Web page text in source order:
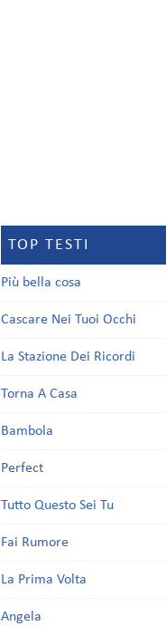
TOP TESTI
Più bella cosa
Cascare Nei Tuoi Occhi
La Stazione Dei Ricordi
Torna A Casa
Bambola
Perfect
Tutto Questo Sei Tu
Fai Rumore
La Prima Volta
Angela